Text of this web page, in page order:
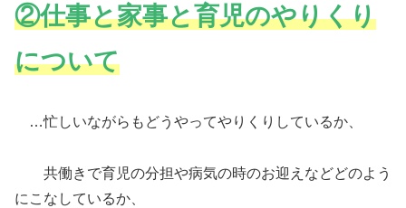
②仕事と家事と育児のやりくり
について
…忙しいながらもどうやってやりくりしているか、
共働きで育児の分担や病気の時のお迎えなどどのよう
にこなしているか、